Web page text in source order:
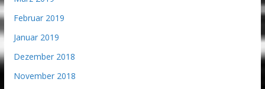
Februar 2019
Januar 2019
Dezember 2018
November 2018